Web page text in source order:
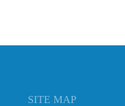
SITE MAP